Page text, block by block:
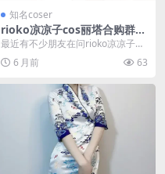
知名coser
rioko凉凉子cos丽塔合购群，
rioko凉凉子微博怎么了
最近有不少朋友在问rioko凉凉子的
情况，特别是关于她cos 丽塔的相
关资源以及...
6 月前 63